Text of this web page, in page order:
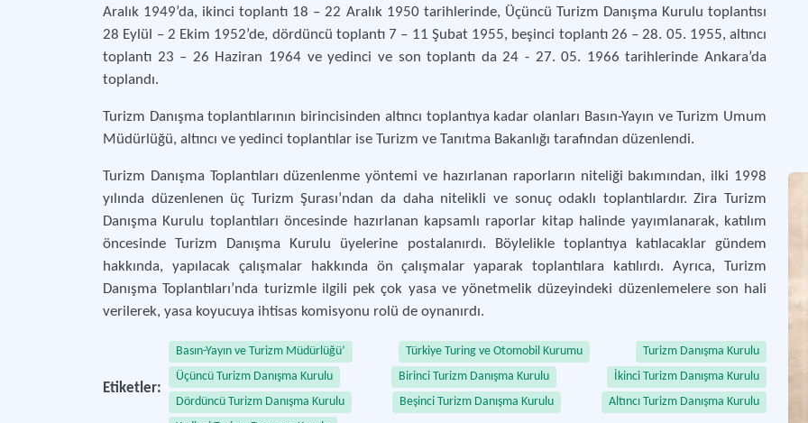
Aralık 1949’da, ikinci toplantı 18 – 22 Aralık 1950 tarihlerinde, Üçüncü Turizm Danışma Kurulu toplantısı
28 Eylül – 2 Ekim 1952’de, dördüncü toplantı 7 – 11 Şubat 1955, beşinci toplantı 26 – 28. 05. 1955, altıncı
toplantı 23 – 26 Haziran 1964 ve yedinci ve son toplantı da 24 - 27. 05. 1966 tarihlerinde Ankara’da
toplandı.
Turizm Danışma toplantılarının birincisinden altıncı toplantıya kadar olanları Basın-Yayın ve Turizm Umum
Müdürlüğü, altıncı ve yedinci toplantılar ise Turizm ve Tanıtma Bakanlığı tarafından düzenlendi.
Turizm Danışma Toplantıları düzenlenme yöntemi ve hazırlanan raporların niteliği bakımından, ilki 1998
yılında düzenlenen üç Turizm Şurası’ndan da daha nitelikli ve sonuç odaklı toplantılardır. Zira Turizm
Danışma Kurulu toplantıları öncesinde hazırlanan kapsamlı raporlar kitap halinde yayımlanarak, katılım
öncesinde Turizm Danışma Kurulu üyelerine postalanırdı. Böylelikle toplantıya katılacaklar gündem
hakkında, yapılacak çalışmalar hakkında ön çalışmalar yaparak toplantılara katılırdı. Ayrıca, Turizm
Danışma Toplantıları’nda turizmle ilgili pek çok yasa ve yönetmelik düzeyindeki düzenlemelere son hali
verilerek, yasa koyucuya ihtisas komisyonu rolü de oynanırdı.
Etiketler:
Basın-Yayın ve Turizm Müdürlüğü’ Türkiye Turing ve Otomobil Kurumu
Turizm Danışma Kurulu
Üçüncü Turizm Danışma Kurulu
Birinci Turizm Danışma Kurulu
İkinci Turizm Danışma Kurulu
Dördüncü Turizm Danışma Kurulu
Beşinci Turizm Danışma Kurulu
Altıncı Turizm Danışma Kurulu